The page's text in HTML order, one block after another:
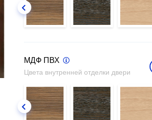
МДФ ПВХ
Цвета внутренней отделки двери